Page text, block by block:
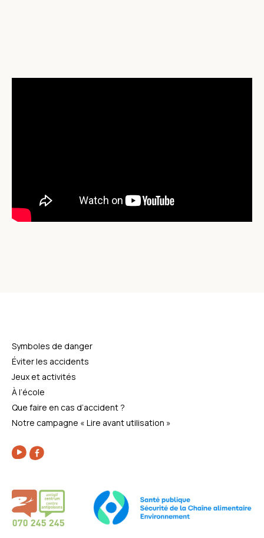
Symboles de danger
Éviter les accidents
Jeux et activités
À l’école
Que faire en cas d’accident ?
Notre campagne « Lire avant utilisation »